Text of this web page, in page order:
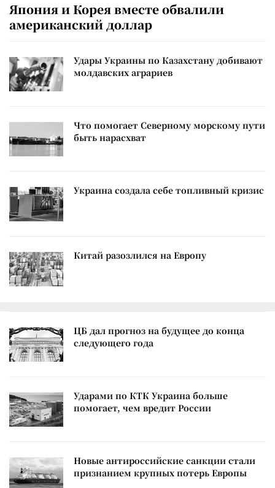
Япония и Корея вместе обвалили
американский доллар
Удары Украины по Казахстану добивают
молдавских аграриев
Что помогает Северному морскому пути
быть нарасхват
Украина создала себе топливный кризис
Китай разозлился на Европу
ЦБ дал прогноз на будущее до конца
следующего года
Ударами по КТК Украина больше
помогает, чем вредит России
Новые антироссийские санкции стали
признанием крупных потерь Европы